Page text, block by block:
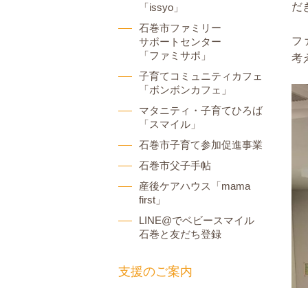
だ
フ
考
「issyo」
石巻市ファミリー
サポートセンター
「ファミサポ」
子育てコミュニティカフェ
「ボンボンカフェ」
マタニティ・子育てひろば
「スマイル」
石巻市子育て参加促進事業
石巻市父子手帖
産後ケアハウス「mama
first」
LINE@でベビースマイル
石巻と友だち登録
支援のご案内